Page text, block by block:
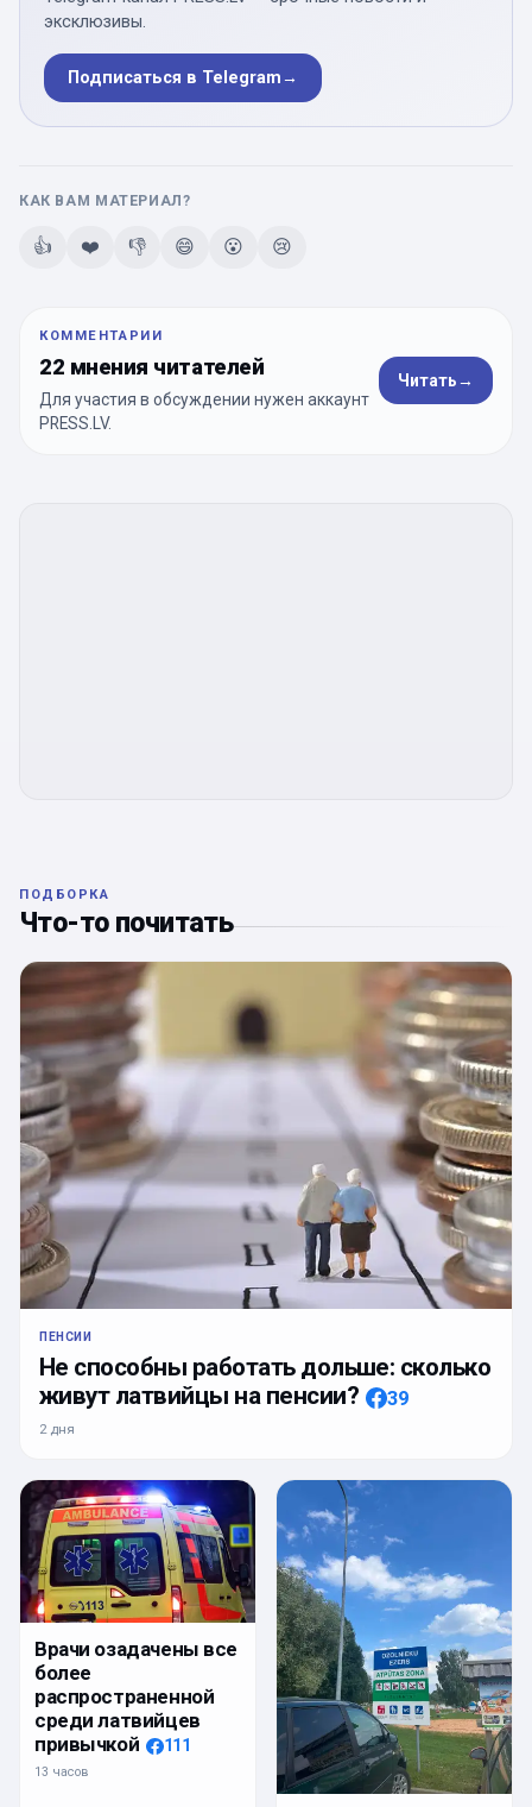
эксклюзивы.
Подписаться в Telegram→
КАК ВАМ МАТЕРИАЛ?
👍 ❤️ 👎 😄 😮 😢
КОММЕНТАРИИ
22 мнения читателей
Для участия в обсуждении нужен аккаунт
PRESS.LV.
Читать→
ПОДБОРКА
Что-то почитать
ПЕНСИИ
Не способны работать дольше: сколько
живут латвийцы на пенсии?
39
2 дня
Врачи озадачены все
более
распространенной
среди латвийцев
привычкой
111
13 часов